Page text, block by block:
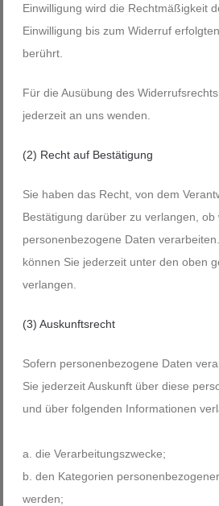
Einwilligung wird die Rechtmäßigkeit
Einwilligung bis zum Widerruf
berührt.
Für die Ausübung des
jederzeit an uns wenden.
(2) Recht auf Bestätigung
Sie haben das Recht, von dem
Bestätigung darüber zu verlangen, ob
personenbezogene Daten
können Sie jederzeit unter den oben
verlangen.
(3) Auskunftsrecht
Sofern personenbezogene Daten
Sie jederzeit Auskunft über diese
und über folgenden Informationen
die Verarbeitungszwecke;
den Kategorien
werden;